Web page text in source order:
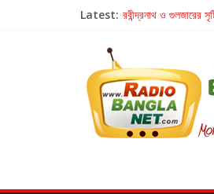
Latest: রবীন্দ্রনাথ ও গুলজারের
Retribution: A
হাওয়া বদলের টলিউডে